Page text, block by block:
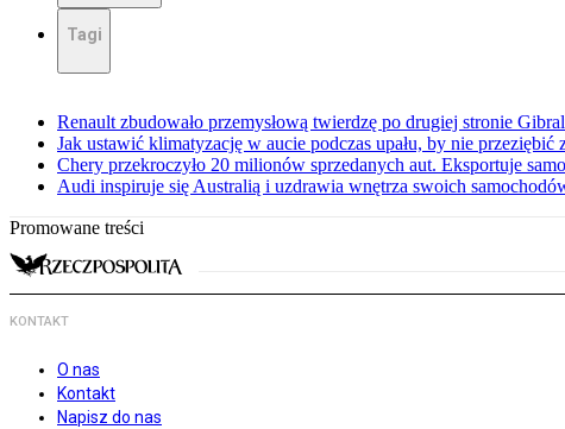
Tagi
Renault zbudowało przemysłową twierdzę po drugiej stronie
Jak ustawić klimatyzację w aucie podczas upału, by nie
Chery przekroczyło 20 milionów sprzedanych aut. Eksportuje
Audi inspiruje się Australią i uzdrawia wnętrza swoich
Promowane treści
KONTAKT
O nas
Kontakt
Napisz do nas